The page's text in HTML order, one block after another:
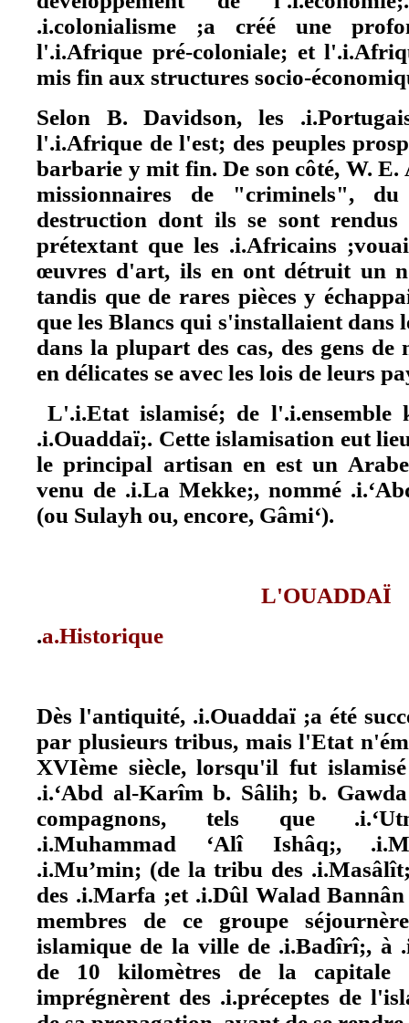
.i.colonialisme ;a créé une
l'.i.Afrique pré-coloniale; et
mis fin aux structures socio-
Selon B. Davidson, les
l'.i.Afrique de l'est; des peuples
barbarie y mit fin. De son côté, W.
missionnaires de "criminels",
destruction dont ils se sont rendus
prétextant que les .i.Africains
œuvres d'art, ils en ont détruit un
tandis que de rares pièces y
que les Blancs qui s'installaient dans
dans la plupart des cas, des gens de
en délicates se avec les lois de leurs
L'.i.Etat islamisé; de l'.i.ensemble
.i.Ouaddaï;. Cette islamisation eut
le principal artisan en est un
venu de .i.La Mekke;, nommé
(ou Sulayh ou, encore, Gâmi‘).
L'OUADDAÏ
.a.Historique
Dès l'antiquité, .i.Ouaddaï ;a été
par plusieurs tribus, mais l'Etat
XVIème siècle, lorsqu'il fut
.i.‘Abd al-Karîm b. Sâlih; b.
compagnons, tels que
.i.Muhammad ‘Alî Ishâq;,
.i.Mu’min; (de la tribu des
des .i.Marfa ;et .i.Dûl Walad
membres de ce groupe
islamique de la ville de .i.Badîrî;, à
de 10 kilomètres de la capitale
imprégnèrent des .i.préceptes de